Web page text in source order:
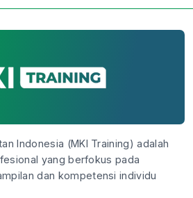
Indonesia (MKI Training) adalah
yang berfokus pada
dan kompetensi individu